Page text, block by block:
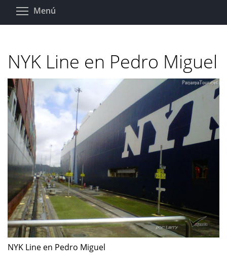
Pasar
Menú
NYK Line en Pedro Miguel
NYK Line en Pedro Miguel